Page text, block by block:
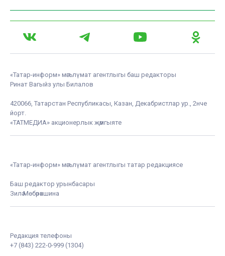
«Татар-информ» мәгълүмат агентлыгы баш редакторы
Ринат Вагыйз улы Билалов
420066, Татарстан Республикасы, Казан, Декабристлар ур., 2нче
йорт.
«ТАТМЕДИА» акционерлык җәмгыяте
«Татар-информ» мәгълүмат агентлыгы татар редакциясе
Баш редактор урынбасары
Зилә Мөбәрәкшина
Редакция телефоны
+7 (843) 222-0-999 (1304)